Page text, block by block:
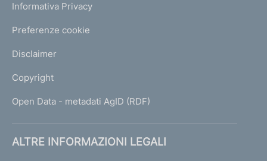
Informativa Privacy
Preferenze cookie
Disclaimer
Copyright
Open Data - metadati AgID (RDF)
ALTRE INFORMAZIONI LEGALI